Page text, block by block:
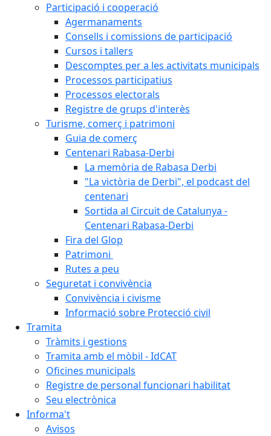
Participació i cooperació
Agermanaments
Consells i comissions de participació
Cursos i tallers
Descomptes per a les activitats municipals
Processos participatius
Processos electorals
Registre de grups d'interès
Turisme, comerç i patrimoni
Guia de comerç
Centenari Rabasa-Derbi
La memòria de Rabasa Derbi
"La victòria de Derbi", el podcast del
centenari
Sortida al Circuit de Catalunya -
Centenari Rabasa-Derbi
Fira del Glop
Patrimoni
Rutes a peu
Seguretat i convivència
Convivència i civisme
Informació sobre Protecció civil
Tramita
Tràmits i gestions
Tramita amb el mòbil - IdCAT
Oficines municipals
Registre de personal funcionari habilitat
Seu electrònica
Informa't
Avisos